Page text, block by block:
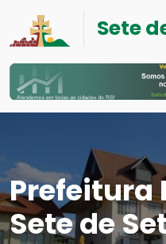
Sete
Prefeitura
Sete de